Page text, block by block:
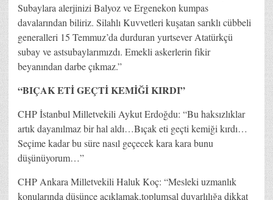
Subaylara alerjinizi Balyoz ve Ergenekon kumpas
davalarından biliriz. Silahlı Kuvvetleri kuşatan sarıklı cübbeli
generalleri 15 Temmuz’da durduran yurtsever Atatürkçü
subay ve astsubaylarımızdı. Emekli askerlerin fikir
beyanından darbe çıkmaz.”
“BIÇAK ETİ GEÇTİ KEMİĞİ KIRDI”
CHP İstanbul Milletvekili Aykut Erdoğdu: “Bu haksızlıklar
artık dayanılmaz bir hal aldı…Bıçak eti geçti kemiği kırdı…
Seçime kadar bu süre nasıl geçecek kara kara bunu
düşünüyorum…”
CHP Ankara Milletvekili Haluk Koç: “Mesleki uzmanlık
konularında düşünce açıklamak,toplumsal duyarlılığa dikkat